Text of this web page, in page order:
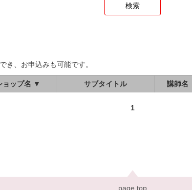
き、お申込みも可能です。
ョップ名 ▼ サブタイトル 講師名
1
page top